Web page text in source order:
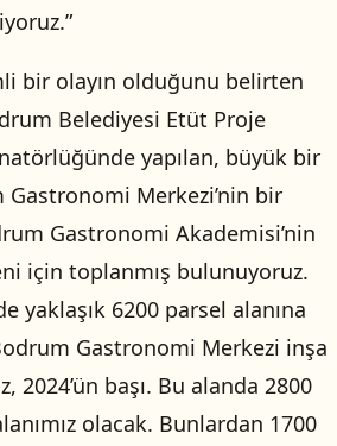
bir olayın olduğunu belirten
Belediyesi Etüt Proje
yapılan, büyük bir
Merkezi’nin bir
Gastronomi Akademisi’nin
için toplanmış bulunuyoruz.
yaklaşık 6200 parsel alanına
Gastronomi Merkezi inşa
2024’ün başı. Bu alanda 2800
olacak. Bunlardan 1700